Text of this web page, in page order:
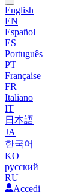
English
EN
Español
ES
Português
PT
Française
FR
Italiano
IT
日本語
JA
한국어
KO
русский
RU
Accedi